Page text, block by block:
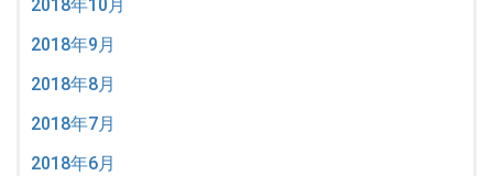
2018年10月
2018年9月
2018年8月
2018年7月
2018年6月